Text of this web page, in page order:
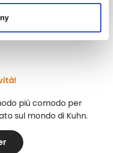
più comodo per
sul mondo di Kuhn.